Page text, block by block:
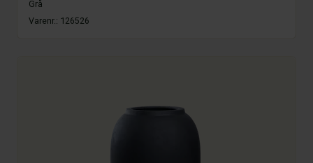
Grå
Varenr.: 126526